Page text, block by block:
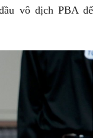
vô địch PBA để